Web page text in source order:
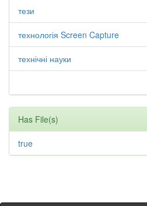
тези
технологія Screen Capture
технічні науки
Has File(s)
true